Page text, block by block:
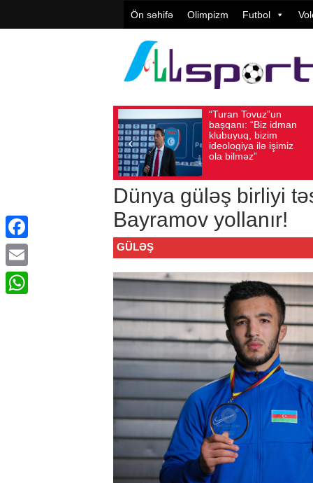
Ön səhifə Olimpizm Futbol
başqanı: “Biz idman
klubuyuq, bizim
ideologiya ilə işimiz
ola bilməz”
Vüqar
Avqust 05, 2026
Dünya güləş birliyi
Bayramov yollanır!
GÜLƏŞ
Facebook
Email